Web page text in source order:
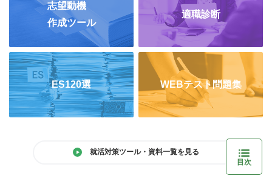
志望動機
作成ツール
適職診断
ES120選 WEBテスト問題集
就活対策ツール・資料一覧を見る
目次